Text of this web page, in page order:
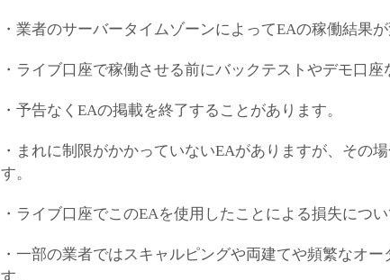
・業者のサーバータイムゾーンによってEAの稼働結果
・ライブ口座で稼働させる前にバックテストやデモ口座
・予告なくEAの掲載を終了することがあります。
・まれに制限がかかっていないEAがありますが、その
す。
・ライブ口座でこのEAを使用したことによる損失につ
・一部の業者ではスキャルピングや両建てや頻繁なオ